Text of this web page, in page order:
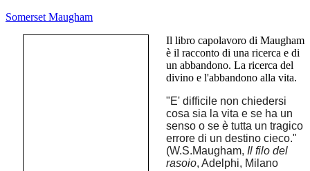
Somerset Maugham
Il libro capolavoro di Maugham
è il racconto di una ricerca e di
un abbandono. La ricerca del
divino e l'abbandono alla vita.
"E' difficile non chiedersi
cosa sia la vita e se ha un
senso o se è tutta un tragico
errore di un destino cieco."
(W.S.Maugham, Il filo del
rasoio, Adelphi, Milano